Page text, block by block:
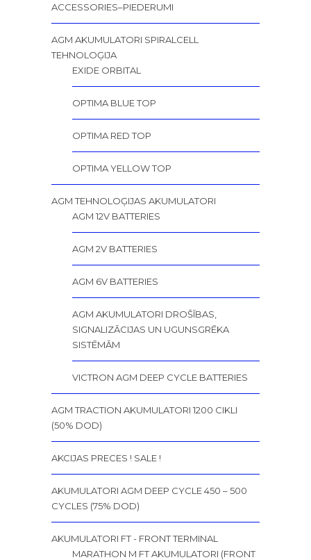
ACCESSORIES–PIEDERUMI
AGM AKUMULATORI SPIRALCELL
TEHNOLOĢIJA
EXIDE ORBITAL
OPTIMA BLUE TOP
OPTIMA RED TOP
OPTIMA YELLOW TOP
AGM TEHNOLOĢIJAS AKUMULATORI
AGM 12V BATTERIES
AGM 2V BATTERIES
AGM 6V BATTERIES
AGM AKUMULATORI DROŠĪBAS,
SIGNALIZĀCIJAS UN UGUNSGRĒKA
SISTĒMĀM
VICTRON AGM DEEP CYCLE BATTERIES
AGM TRACTION AKUMULATORI 1200 CIKLI
(50% DOD)
AKCIJAS PRECES ! SALE !
AKUMULATORI AGM DEEP CYCLE 450 – 500
CYCLES (75% DOD)
AKUMULATORI FT - FRONT TERMINAL
MARATHON M FT AKUMULATORI (FRONT